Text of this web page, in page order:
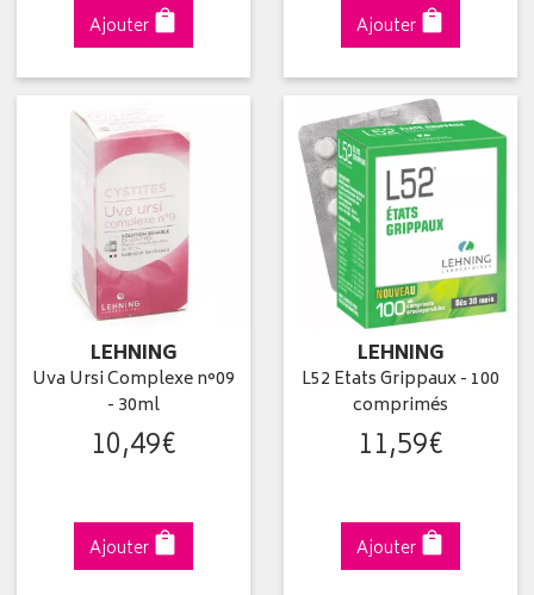
Ajouter Ajouter
LEHNING
Uva Ursi Complexe n°09
- 30ml
10,49€
Ajouter
LEHNING
L52 Etats Grippaux - 100
comprimés
11,59€
Ajouter